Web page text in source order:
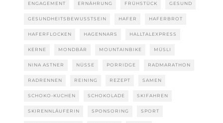
ENGAGEMENT ERNÄHRUNG FRÜHSTÜCK GESUND
GESUNDHEITSBEWUSSTSEIN HAFER HAFERBROT
HAFERFLOCKEN HAGENNARS HALLTALEXPRESS
KERNE MONDBÄR MOUNTAINBIKE MÜSLI
NINA ASTNER NÜSSE PORRIDGE RADMARATHON
RADRENNEN REINING REZEPT SAMEN
SCHOKO-KUCHEN SCHOKOLADE SKIFAHREN
SKIRENNLÄUFERIN SPONSORING SPORT